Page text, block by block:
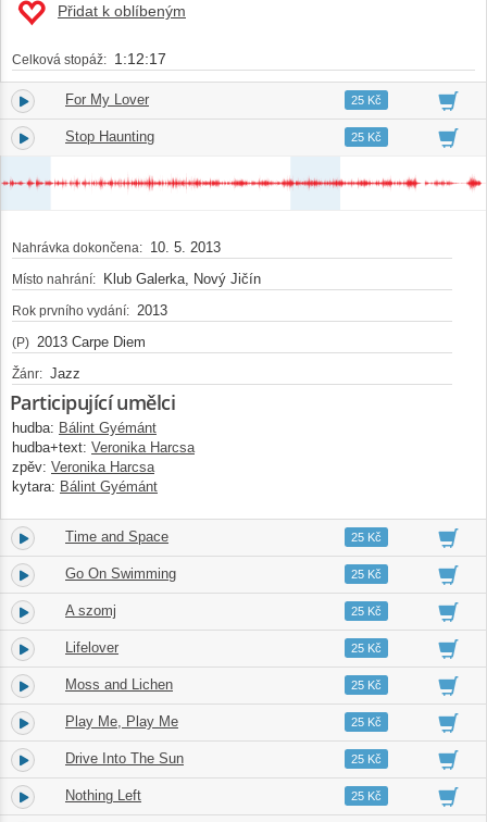
Přidat k oblíbeným
Celková stopáž: 1:12:17
1. For My Lover 05:1225 Kč
2. Stop Haunting 04:5325 Kč
Nahrávka dokončena: 10. 5. 2013
Místo nahrání: Klub Galerka, Nový Jičín
Rok prvního vydání: 2013
(P) 2013 Carpe Diem
Žánr: Jazz
Participující umělci
hudba: Bálint Gyémánt
hudba+text: Veronika Harcsa
zpěv: Veronika Harcsa
kytara: Bálint Gyémánt
3. Time and Space 05:0125 Kč
4. Go On Swimming 04:5325 Kč
5. A szomj 03:2325 Kč
6. Lifelover 04:5925 Kč
7. Moss and Lichen 04:4225 Kč
8. Play Me, Play Me 05:3925 Kč
9. Drive Into The Sun 05:2325 Kč
10. Nothing Left 04:4125 Kč